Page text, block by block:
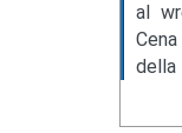
al
della